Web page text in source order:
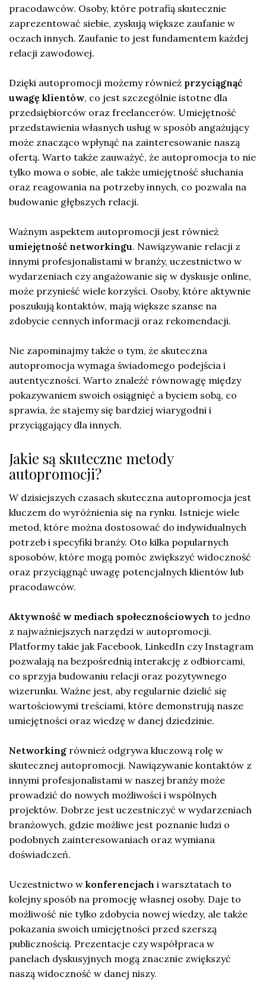
pracodawców. Osoby, które potrafią skutecznie
zaprezentować siebie, zyskują większe zaufanie w
oczach innych. Zaufanie to jest fundamentem każdej
relacji zawodowej.
Dzięki autopromocji możemy również przyciągnąć
uwagę klientów, co jest szczególnie istotne dla
przedsiębiorców oraz freelancerów. Umiejętność
przedstawienia własnych usług w sposób angażujący
może znacząco wpłynąć na zainteresowanie naszą
ofertą. Warto także zauważyć, że autopromocja to nie
tylko mowa o sobie, ale także umiejętność słuchania
oraz reagowania na potrzeby innych, co pozwala na
budowanie głębszych relacji.
Ważnym aspektem autopromocji jest również
umiejętność networkingu. Nawiązywanie relacji z
innymi profesjonalistami w branży, uczestnictwo w
wydarzeniach czy angażowanie się w dyskusje online,
może przynieść wiele korzyści. Osoby, które aktywnie
poszukują kontaktów, mają większe szanse na
zdobycie cennych informacji oraz rekomendacji.
Nie zapominajmy także o tym, że skuteczna
autopromocja wymaga świadomego podejścia i
autentyczności. Warto znaleźć równowagę między
pokazywaniem swoich osiągnięć a byciem sobą, co
sprawia, że stajemy się bardziej wiarygodni i
przyciągający dla innych.
Jakie są skuteczne metody
autopromocji?
W dzisiejszych czasach skuteczna autopromocja jest
kluczem do wyróżnienia się na rynku. Istnieje wiele
metod, które można dostosować do indywidualnych
potrzeb i specyfiki branży. Oto kilka popularnych
sposobów, które mogą pomóc zwiększyć widoczność
oraz przyciągnąć uwagę potencjalnych klientów lub
pracodawców.
Aktywność w mediach społecznościowych to jedno
z najważniejszych narzędzi w autopromocji.
Platformy takie jak Facebook, LinkedIn czy Instagram
pozwalają na bezpośrednią interakcję z odbiorcami,
co sprzyja budowaniu relacji oraz pozytywnego
wizerunku. Ważne jest, aby regularnie dzielić się
wartościowymi treściami, które demonstrują nasze
umiejętności oraz wiedzę w danej dziedzinie.
Networking również odgrywa kluczową rolę w
skutecznej autopromocji. Nawiązywanie kontaktów z
innymi profesjonalistami w naszej branży może
prowadzić do nowych możliwości i wspólnych
projektów. Dobrze jest uczestniczyć w wydarzeniach
branżowych, gdzie możliwe jest poznanie ludzi o
podobnych zainteresowaniach oraz wymiana
doświadczeń.
Uczestnictwo w konferencjach i warsztatach to
kolejny sposób na promocję własnej osoby. Daje to
możliwość nie tylko zdobycia nowej wiedzy, ale także
pokazania swoich umiejętności przed szerszą
publicznością. Prezentacje czy współpraca w
panelach dyskusyjnych mogą znacznie zwiększyć
naszą widoczność w danej niszy.